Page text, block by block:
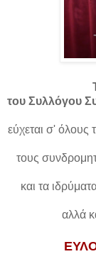
του Συλλόγου
εύχεται σ' όλους
τους
και τα
αλλά